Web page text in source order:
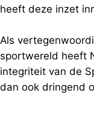
heeft deze inzet
Als
sportwereld heeft
integriteit van de
dan ook dringend